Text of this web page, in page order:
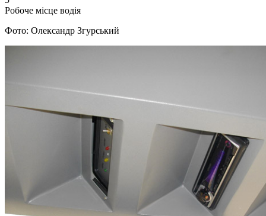
Робоче місце водія
Фото: Олександр Згурський